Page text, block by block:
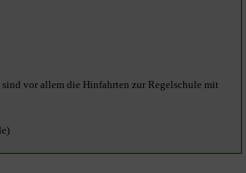
vor allem die Hinfahrten zur Regelschule mit